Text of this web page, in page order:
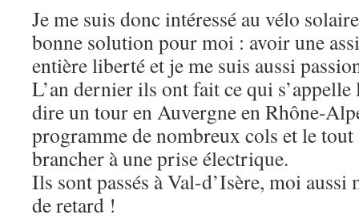
Je me suis donc intéressé au vélo
bonne solution pour moi : avoir une
entière liberté et je me suis aussi
L’an dernier ils ont fait ce qui
dire un tour en Auvergne en Rhône-
programme de nombreux cols et le tout
brancher à une prise électrique.
Ils sont passés à Val-d’Isère, moi aussi
de retard !